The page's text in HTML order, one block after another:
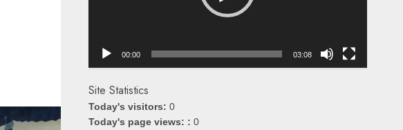
00:00 03:08
Site Statistics
Today's visitors: 0
Today's page views: : 0